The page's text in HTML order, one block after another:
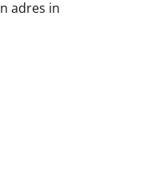
adres in